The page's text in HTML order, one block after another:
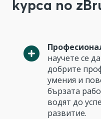
курса по
научете се
добрите
умения и
бързата
водят до
развитие.